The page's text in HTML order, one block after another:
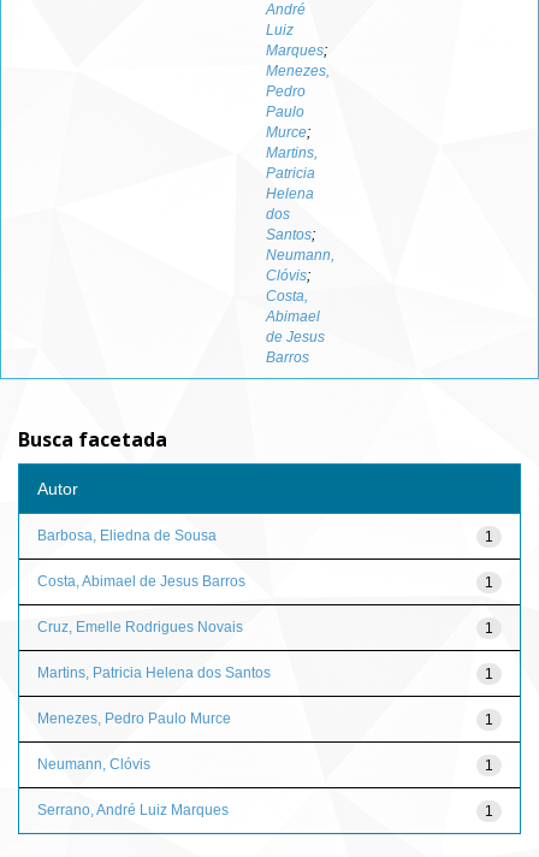
André
Luiz
Marques;
Menezes,
Pedro
Paulo
Murce;
Martins,
Patricia
Helena
dos
Santos;
Neumann,
Clóvis;
Costa,
Abimael
de Jesus
Barros
Busca facetada
Autor
1
Barbosa, Eliedna de Sousa
1
Costa, Abimael de Jesus Barros
1
Cruz, Emelle Rodrigues Novais
1
Martins, Patricia Helena dos Santos
1
Menezes, Pedro Paulo Murce
1
Neumann, Clóvis
1
Serrano, André Luiz Marques